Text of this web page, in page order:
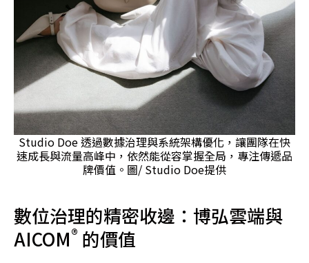
Studio Doe 透過數據治理與系統架構優化，讓團隊在快
速成長與流量高峰中，依然能從容掌握全局，專注傳遞品
牌價值。圖/ Studio Doe提供
數位治理的精密收邊：博弘雲端與
AICOM® 的價值